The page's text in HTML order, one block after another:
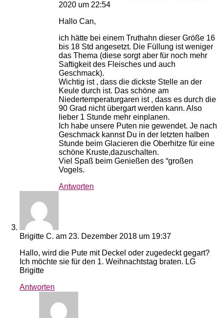
2020 um 22:54
Hallo Can,
ich hätte bei einem Truthahn dieser Größe 16
bis 18 Std angesetzt. Die Füllung ist weniger
das Thema (diese sorgt aber für noch mehr
Saftigkeit des Fleisches und auch
Geschmack).
Wichtig ist , dass die dickste Stelle an der
Keule durch ist. Das schöne am
Niedertemperaturgaren ist , dass es durch die
90 Grad nicht übergart werden kann. Also
lieber 1 Stunde mehr einplanen.
Ich habe unsere Puten nie gewendet. Je nach
Geschmack kannst Du in der letzten halben
Stunde beim Glacieren die Oberhitze für eine
schöne Kruste,dazuschalten.
Viel Spaß beim Genießen des “großen
Vogels.
Antworten
Brigitte C. am 23. Dezember 2018 um 19:37
Hallo, wird die Pute mit Deckel oder zugedeckt gegart?
Ich möchte sie für den 1. Weihnachtstag braten. LG
Brigitte
Antworten